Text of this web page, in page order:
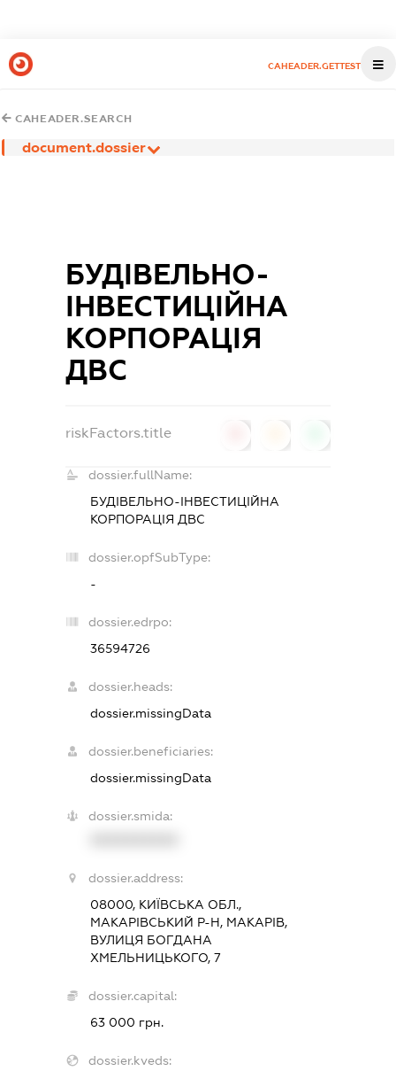
CAHEADER.GETTEST
CAHEADER.SEARCH
document.dossier
БУДІВЕЛЬНО-
ІНВЕСТИЦІЙНА
КОРПОРАЦІЯ
ДВС
riskFactors.title
dossier.fullName:
БУДІВЕЛЬНО-ІНВЕСТИЦІЙНА
КОРПОРАЦІЯ ДВС
dossier.opfSubType:
-
dossier.edrpo:
36594726
dossier.heads:
dossier.missingData
dossier.beneficiaries:
dossier.missingData
dossier.smida:
dossier.address:
08000, КИЇВСЬКА ОБЛ.,
МАКАРІВСЬКИЙ Р-Н, МАКАРІВ,
ВУЛИЦЯ БОГДАНА
ХМЕЛЬНИЦЬКОГО, 7
dossier.capital:
63 000 грн.
dossier.kveds: